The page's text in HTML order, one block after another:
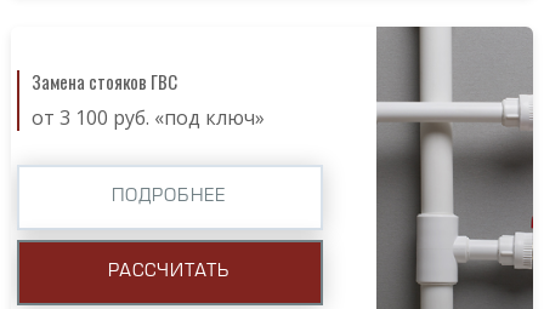
Замена стояков ГВС
от 3 100 руб. «под ключ»
ПОДРОБНЕЕ
РАССЧИТАТЬ